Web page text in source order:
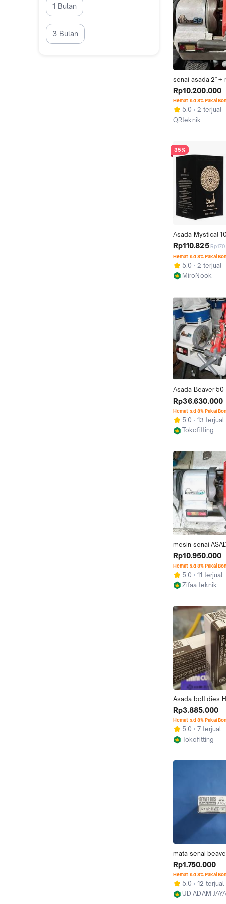
1 Bulan
3 Bulan
senai asada 2" +
Rp10.200.000
Hemat s.d 8% Pakai
5.0
2 terjual
QRteknik
35%
Asada Mystical
Men Tahan Lama
Rp110.825
Hemat s.d 8% Pakai
5.0
2 terjual
MiroNook
Asada Beaver 50
Japan Mesin
Pipe Threading
Rp36.630.000
Hemat s.d 8% Pakai
5.0
13 terjual
Tokofitting
mesin senai
BEAVER50
Rp10.950.000
Hemat s.d 8% Pakai
5.0
11 terjual
Zifaa teknik
Asada bolt dies
senai baut 5/16
untuk stainless
Rp3.885.000
Hemat s.d 8% Pakai
5.0
7 terjual
Tokofitting
mata senai
asada W7/8
Rp1.750.000
Hemat s.d 8% Pakai
5.0
12 terjual
UD ADAM